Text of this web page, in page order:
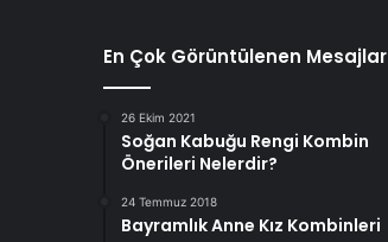
En Çok Görüntülenen Mesajlar
26 Ekim 2021
Soğan Kabuğu Rengi Kombin
Önerileri Nelerdir?
24 Temmuz 2018
Bayramlık Anne Kız Kombinleri